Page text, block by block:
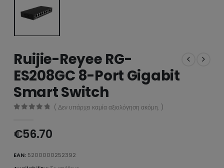
Ruijie-Reyee RG-
ES208GC 8-Port Gigabit
Smart Switch
( Δεν υπάρχει καμία αξιολόγηση ακόμη. )
€56.70
EAN: 5200000252392